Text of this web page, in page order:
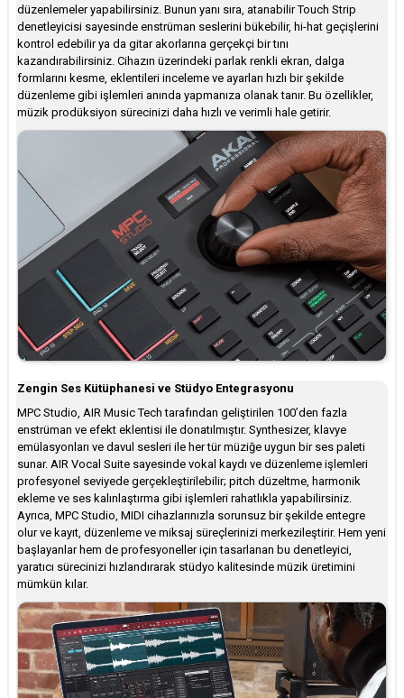
düzenlemeler yapabilirsiniz. Bunun yanı sıra, atanabilir Touch Strip
denetleyicisi sayesinde enstrüman seslerini bükebilir, hi-hat geçişlerini
kontrol edebilir ya da gitar akorlarına gerçekçi bir tını
kazandırabilirsiniz. Cihazın üzerindeki parlak renkli ekran, dalga
formlarını kesme, eklentileri inceleme ve ayarları hızlı bir şekilde
düzenleme gibi işlemleri anında yapmanıza olanak tanır. Bu özellikler,
müzik prodüksiyon sürecinizi daha hızlı ve verimli hale getirir.
Zengin Ses Kütüphanesi ve Stüdyo Entegrasyonu
MPC Studio, AIR Music Tech tarafından geliştirilen 100’den fazla
enstrüman ve efekt eklentisi ile donatılmıştır. Synthesizer, klavye
emülasyonları ve davul sesleri ile her tür müziğe uygun bir ses paleti
sunar. AIR Vocal Suite sayesinde vokal kaydı ve düzenleme işlemleri
profesyonel seviyede gerçekleştirilebilir; pitch düzeltme, harmonik
ekleme ve ses kalınlaştırma gibi işlemleri rahatlıkla yapabilirsiniz.
Ayrıca, MPC Studio, MIDI cihazlarınızla sorunsuz bir şekilde entegre
olur ve kayıt, düzenleme ve miksaj süreçlerinizi merkezileştirir. Hem yeni
başlayanlar hem de profesyoneller için tasarlanan bu denetleyici,
yaratıcı sürecinizi hızlandırarak stüdyo kalitesinde müzik üretimini
mümkün kılar.